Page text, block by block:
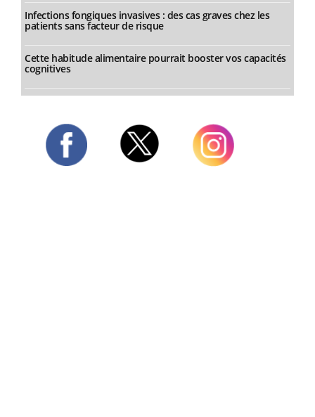
Infections fongiques invasives : des cas graves chez les
patients sans facteur de risque
Cette habitude alimentaire pourrait booster vos capacités
cognitives